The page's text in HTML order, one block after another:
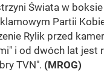
Świata w
Partii
Rylik przed
i od dwóch lat jest
TVN". (MROG)